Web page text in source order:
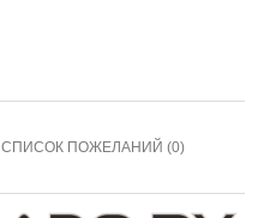
СПИСОК ПОЖЕЛАНИЙ (0)